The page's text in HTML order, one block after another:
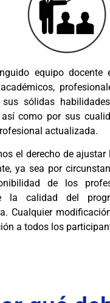
equipo docente
sólidas
así como por sus
actualizada.
el derecho de
ya sea por
de los
la calidad del
Cualquier
a todos los